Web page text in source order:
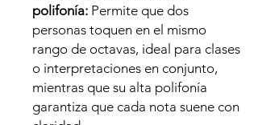
polifonía: Permite que dos
personas toquen en el mismo
rango de octavas, ideal para clases
o interpretaciones en conjunto,
mientras que su alta polifonía
garantiza que cada nota suene con